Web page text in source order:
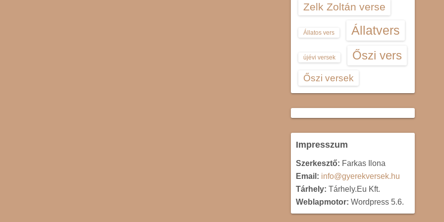
Zelk Zoltán verse
Állatos vers Állatvers
újévi versek Őszi vers
Őszi versek
Impresszum
Szerkesztő: Farkas Ilona
Email: info@gyerekversek.hu
Tárhely: Tárhely.Eu Kft.
Weblapmotor: Wordpress 5.6.